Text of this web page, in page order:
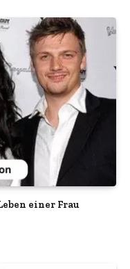
einer Frau